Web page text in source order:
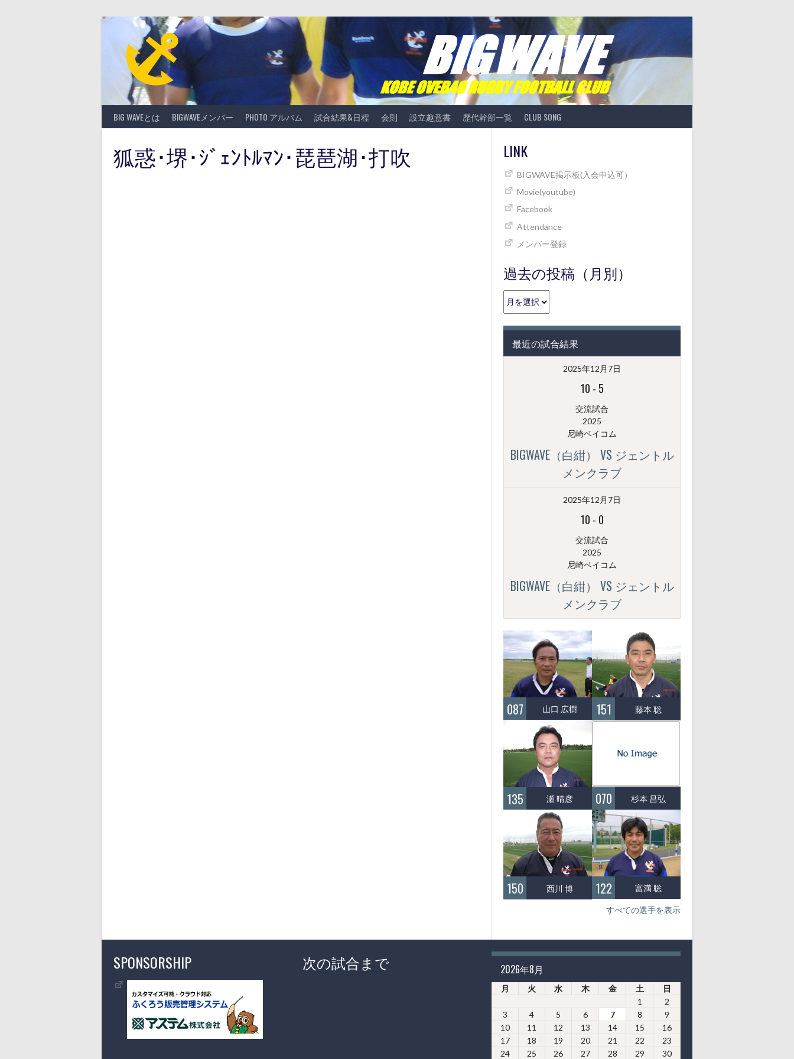
BIG WAVEとは BIGWAVEメンバー PHOTO アルバム 試合結果&日程 会則 設立趣意書 歴代幹部一覧 CLUB SONG
狐惑･堺･ｼﾞｪﾝﾄﾙﾏﾝ･琵琶湖･打吹 LINK
BIGWAVE掲示板(入会申込可）
Movie(youtube)
Facebook
Attendance
メンバー登録
過去の投稿（月別）
去
投
（月
最近の試合結果
2025年12月7日
10 - 5
交流試合
2025
尼崎ベイコム
BIGWAVE（白紺） VS ジェントル
メンクラブ
2025年12月7日
10 - 0
交流試合
2025
尼崎ベイコム
BIGWAVE（白紺） VS ジェントル
メンクラブ
087 山口 広樹 151 藤本 聡
135 瀬 晴彦 070 杉本 昌弘
150 西川 博 122 富満 聡
すべての選手を表示
SPONSORSHIP 次の試合まで 2026年8月
月 火 水 木 金 土
日
1
2
3
4 5 6 7 8
9
10
11 12 13 14 15
16
17
18 19 20 21 22
23
24
25 26 27 28 29 30